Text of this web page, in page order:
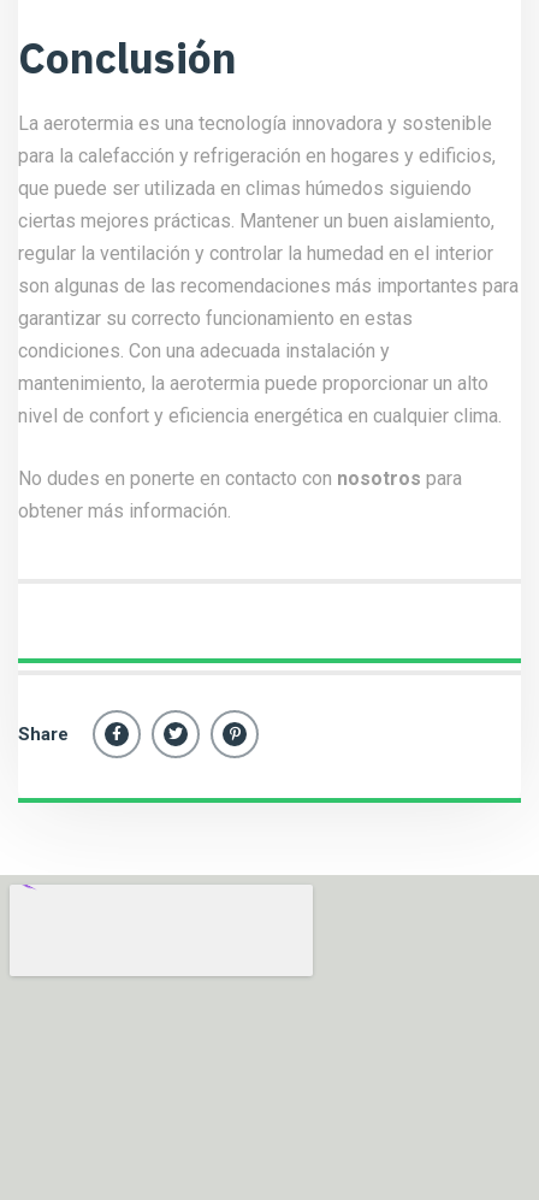
Conclusión
La aerotermia es una tecnología innovadora y sostenible
para la calefacción y refrigeración en hogares y edificios,
que puede ser utilizada en climas húmedos siguiendo
ciertas mejores prácticas. Mantener un buen aislamiento,
regular la ventilación y controlar la humedad en el interior
son algunas de las recomendaciones más importantes para
garantizar su correcto funcionamiento en estas
condiciones. Con una adecuada instalación y
mantenimiento, la aerotermia puede proporcionar un alto
nivel de confort y eficiencia energética en cualquier clima.
No dudes en ponerte en contacto con nosotros para
obtener más información.
Share